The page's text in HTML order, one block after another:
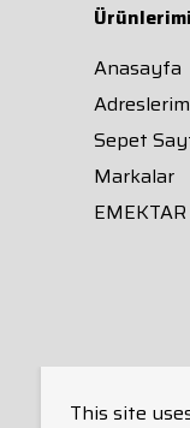
This site
Anasayfa
Sepet
Markalar